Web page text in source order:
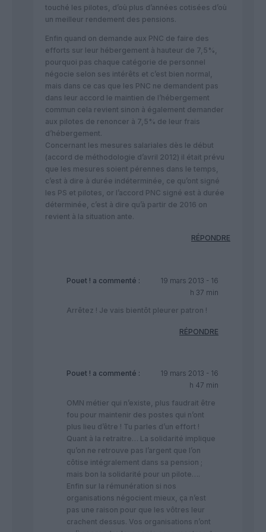
touché les pilotes, d’où plus d’années cotisées d’où
un meilleur rendement des pensions.
Enfin quand on demande aux PNC de faire des
efforts sur leur hébergement à hauteur de 7,5%,
pourquoi pas chaque catégorie de personnel
négocie selon ses intérêts et c’est bien normal,
mais dans ce cas que les PNC ne demandent pas
dans leur accord le maintien de l’hébergement
commun cela revient sinon à également demander
aux pilotes de renoncer à 7,5% de leur frais
d’hébergement.
Concernant les mesures salariales dès le début
(accord de méthodologie d’avril 2012) il était prévu
que les mesures soient pérennes dans le temps,
c’est à dire à durée indéterminée, ce qu’ont signé
les PS et pilotes, or l’accord PNC signé est à durée
déterminée, c’est à dire qu’à partir de 2016 on
revient à la situation ante.
RÉPONDRE
Pouet ! a commenté :
19 mars 2013 - 16
h 37 min
Arrêtez ! Je vais bientôt pleurer patron !
RÉPONDRE
Pouet ! a commenté :
19 mars 2013 - 16
h 47 min
OMN métier qui n’existe, plus faudrait être
fou pour maintenir des postes qui n’ont
plus lieu d’être ! Tu parles d’un effort !
Quant à la retraitre… La solidarité implique
qu’on ne retrouve pas l’argent que l’on
côtise intégralement dans sa pension ;
mais bon la solidarité pour un pilote….
Enfin sur la rémunération si nos
organisations négocient mieux, ça n’est
pas une raison pour que les vôtres leur
crachent dessus. Vos organisations n’ont